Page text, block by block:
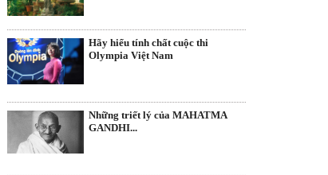
Hãy hiểu tính chất cuộc thi
Olympia Việt Nam
Những triết lý của MAHATMA
GANDHI...